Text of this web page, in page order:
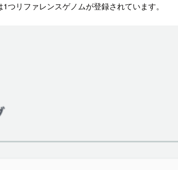
リファレンスゲノムが登録されています。